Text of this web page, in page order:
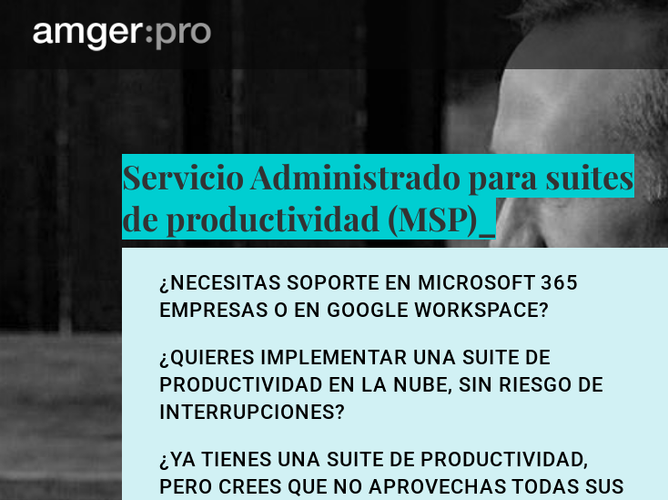
Servicio Administrado para suites
de productividad (MSP)_
¿NECESITAS SOPORTE EN MICROSOFT 365
EMPRESAS O EN GOOGLE WORKSPACE?
¿QUIERES IMPLEMENTAR UNA SUITE DE
PRODUCTIVIDAD EN LA NUBE, SIN RIESGO DE
INTERRUPCIONES?
¿YA TIENES UNA SUITE DE PRODUCTIVIDAD,
PERO CREES QUE NO APROVECHAS TODAS SUS